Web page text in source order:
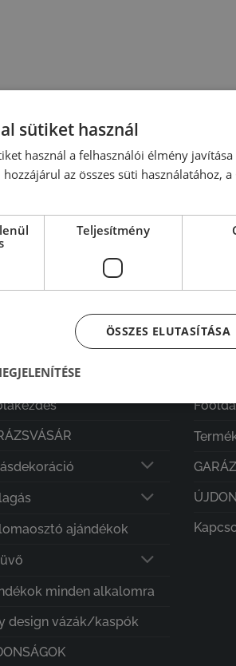
ajándékok
minden alkalomra
design vázák/kaspók
sütiket használ
használ a felhasználói élmény
az összes süti használatához,
Teljesítmény
ÖSSZES ELUTASÍTÁSA